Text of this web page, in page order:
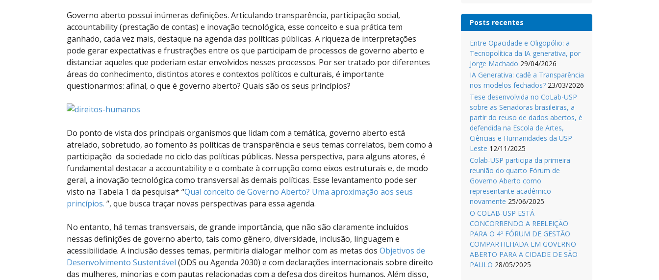
Governo aberto possui inúmeras definições. Articulando transparência, participação social,
accountability (prestação de contas) e inovação tecnológica, esse conceito e sua prática tem
ganhado, cada vez mais, destaque na agenda das políticas públicas. A riqueza de interpretações
pode gerar expectativas e frustrações entre os que participam de processos de governo aberto e
distanciar aqueles que poderiam estar envolvidos nesses processos. Por ser tratado por diferentes
áreas do conhecimento, distintos atores e contextos políticos e culturais, é importante
questionarmos: afinal, o que é governo aberto? Quais são os seus princípios?
Do ponto de vista dos principais organismos que lidam com a temática, governo aberto está
atrelado, sobretudo, ao fomento às políticas de transparência e seus temas correlatos, bem como à
participação da sociedade no ciclo das políticas públicas. Nessa perspectiva, para alguns atores, é
fundamental destacar a accountability e o combate à corrupção como eixos estruturais e, de modo
geral, a inovação tecnológica como transversal às demais políticas. Esse levantamento pode ser
visto na Tabela 1 da pesquisa* “Qual conceito de Governo Aberto? Uma aproximação aos seus
princípios. “, que busca traçar novas perspectivas para essa agenda.
No entanto, há temas transversais, de grande importância, que não são claramente incluídos
nessas definições de governo aberto, tais como gênero, diversidade, inclusão, linguagem e
acessibilidade. A inclusão desses temas, permitiria dialogar melhor com as metas dos Objetivos de
Desenvolvimento Sustentável (ODS ou Agenda 2030) e com declarações internacionais sobre direito
das mulheres, minorias e com pautas relacionadas com a defesa dos direitos humanos. Além disso,
Posts recentes
Entre Opacidade e Oligopólio: a
Tecnopolítica da IA generativa, por
Jorge Machado 29/04/2026
IA Generativa: cadê a Transparência
nos modelos fechados? 23/03/2026
Tese desenvolvida no CoLab-USP
sobre as Senadoras brasileiras, a
partir do reuso de dados abertos, é
defendida na Escola de Artes,
Ciências e Humanidades da USP-
Leste 12/11/2025
Colab-USP participa da primeira
reunião do quarto Fórum de
Governo Aberto como
representante acadêmico
novamente 25/06/2025
O COLAB-USP ESTÁ
CONCORRENDO A REELEIÇÃO
PARA O 4º FÓRUM DE GESTÃO
COMPARTILHADA EM GOVERNO
ABERTO PARA A CIDADE DE SÃO
PAULO 28/05/2025